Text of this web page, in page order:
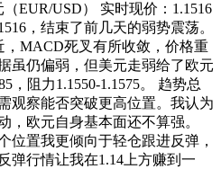
EUR/USD） 实时现价：1.1516
，结束了前几天的弱势震荡。
，MACD死叉有所收敛，价格重
虽仍偏弱，但美元走弱给了欧元
，阻力1.1550-1.1575。 趋势总
观察能否突破更高位置。我认为
，欧元自身基本面还不算强。
位置我更倾向于轻仓跟进反弹，
弹行情让我在1.14上方赚到一